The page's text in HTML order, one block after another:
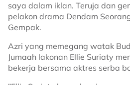
saya dalam iklan. Teruja dan
pelakon drama Dendam
Gempak.
Azri yang memegang watak
Jumaah lakonan Ellie Suriaty
bekerja bersama aktres serba